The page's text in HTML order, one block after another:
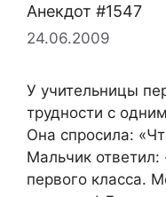
Анекдот #1547
24.06.2009
У учительницы
трудности с
Она спросила:
Мальчик
первого класса.